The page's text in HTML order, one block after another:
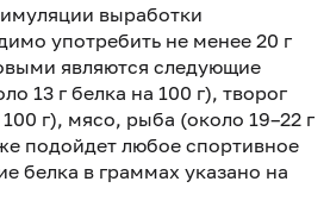
выработки
употребить не менее 20 г
являются следующие
13 г белка на 100 г), творог
г), мясо, рыба (около 19–22 г
подойдет любое спортивное
белка в граммах указано на